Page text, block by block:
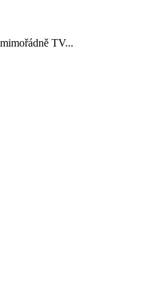
TV...